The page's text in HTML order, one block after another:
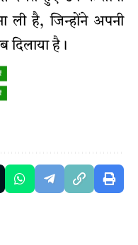
ली है, जिन्होंने अपनी
दिलाया है।